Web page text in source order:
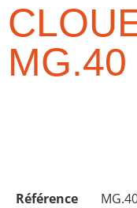
MG.40
Référence